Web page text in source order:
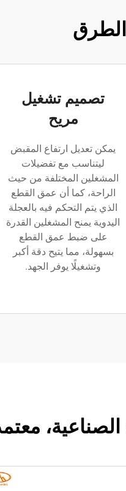
تصميم تشغيل
مريح
يمكن تعديل ارتفاع المقبض
ليتناسب مع تفضيلات
المشغلين المختلفة من حيث
الراحة، كما أن عمق القطع
الذي يتم التحكم فيه بالعجلة
اليدوية يمنح المشغلين القدرة
على ضبط عمق القطع
بسهولة، مما يتيح دقة أكبر
وتشغيلًا يوفر الجهد.
الصناعية،